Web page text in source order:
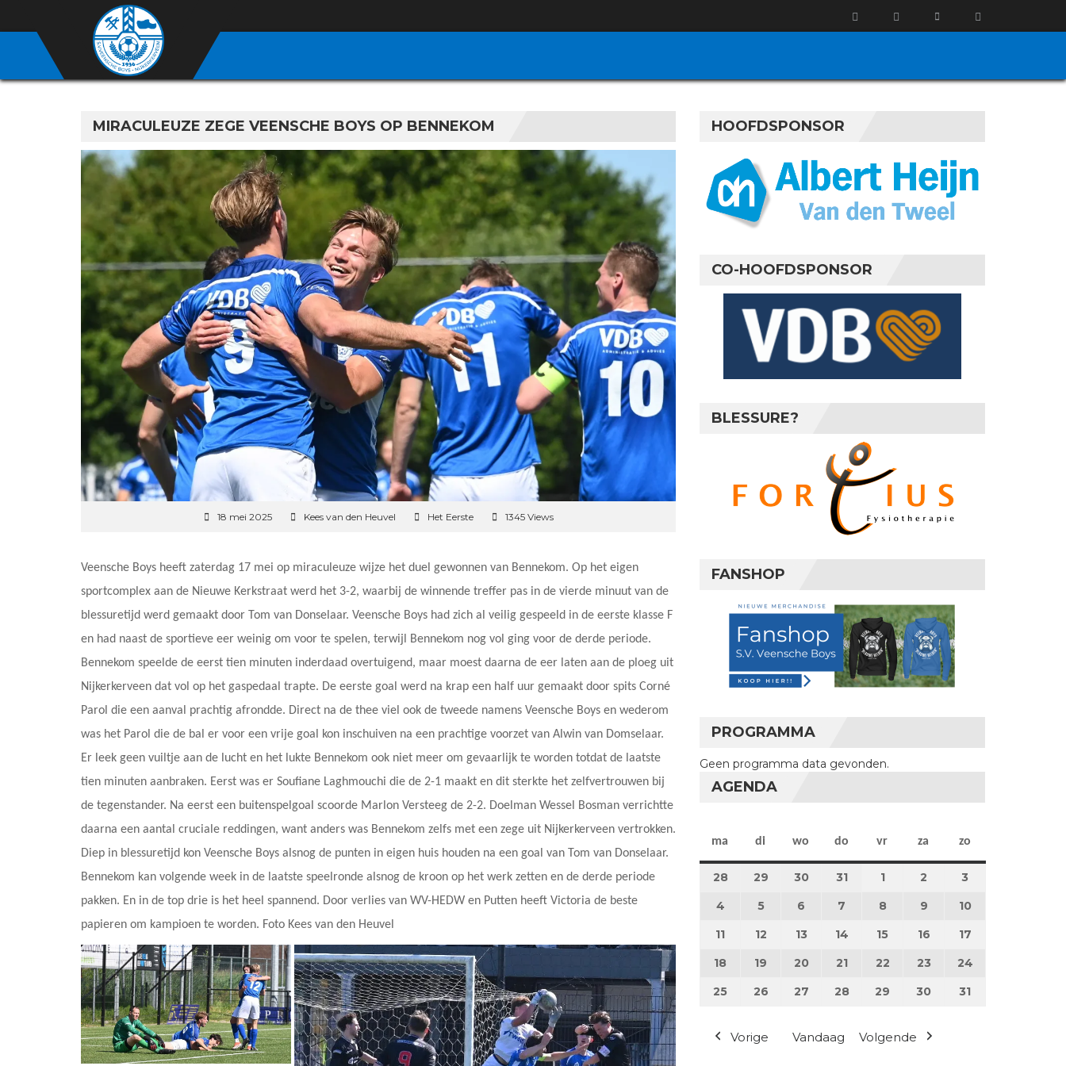
MIRACULEUZE ZEGE VEENSCHE BOYS OP BENNEKOM
18 mei 2025 Kees van den Heuvel Het Eerste 1345 Views
Veensche Boys heeft zaterdag 17 mei op miraculeuze wijze het duel gewonnen van Bennekom. Op het eigen
sportcomplex aan de Nieuwe Kerkstraat werd het 3-2, waarbij de winnende treffer pas in de vierde minuut van de
blessuretijd werd gemaakt door Tom van Donselaar. Veensche Boys had zich al veilig gespeeld in de eerste klasse F
en had naast de sportieve eer weinig om voor te spelen, terwijl Bennekom nog vol ging voor de derde periode.
Bennekom speelde de eerst tien minuten inderdaad overtuigend, maar moest daarna de eer laten aan de ploeg uit
Nijkerkerveen dat vol op het gaspedaal trapte. De eerste goal werd na krap een half uur gemaakt door spits Corné
Parol die een aanval prachtig afrondde. Direct na de thee viel ook de tweede namens Veensche Boys en wederom
was het Parol die de bal er voor een vrije goal kon inschuiven na een prachtige voorzet van Alwin van Domselaar.
Er leek geen vuiltje aan de lucht en het lukte Bennekom ook niet meer om gevaarlijk te worden totdat de laatste
tien minuten aanbraken. Eerst was er Soufiane Laghmouchi die de 2-1 maakt en dit sterkte het zelfvertrouwen bij
de tegenstander. Na eerst een buitenspelgoal scoorde Marlon Versteeg de 2-2. Doelman Wessel Bosman verrichtte
daarna een aantal cruciale reddingen, want anders was Bennekom zelfs met een zege uit Nijkerkerveen vertrokken.
Diep in blessuretijd kon Veensche Boys alsnog de punten in eigen huis houden na een goal van Tom van Donselaar.
Bennekom kan volgende week in de laatste speelronde alsnog de kroon op het werk zetten en de derde periode
pakken. En in de top drie is het heel spannend. Door verlies van WV-HEDW en Putten heeft Victoria de beste
papieren om kampioen te worden. Foto Kees van den Heuvel
HOOFDSPONSOR
CO-HOOFDSPONSOR
BLESSURE?
FANSHOP
PROGRAMMA
Geen programma data gevonden.
AGENDA
ma maandag
di dinsdag
wo woensdag
do donderdag
vr vrijdag
za zaterdag
zo
28 28 juli 2025
29 29 juli 2025
3030 juli 2025
3131 juli 2025
11 augustus 2025
2 2 augustus 2025
3
4 4 augustus 2025
55 augustus 2025
6 6 augustus 2025
7 7 augustus 2025
8 8 augustus 2025
9 9 augustus 2025
10
11 11 augustus 2025
12 12 augustus 2025
13 13 augustus 2025
14 14 augustus 2025
15 15 augustus 2025
16 16 augustus 2025
17
18 18 augustus 2025
19 19 augustus 2025
20 20 augustus 2025
2121 augustus 2025
22 22 augustus 2025
23 23 augustus 2025
24
25 25 augustus 2025
26 26 augustus 2025
27 27 augustus 2025
28 28 augustus 2025
29 29 augustus 2025
30 30 augustus 2025
31
Vorige Vandaag Volgende